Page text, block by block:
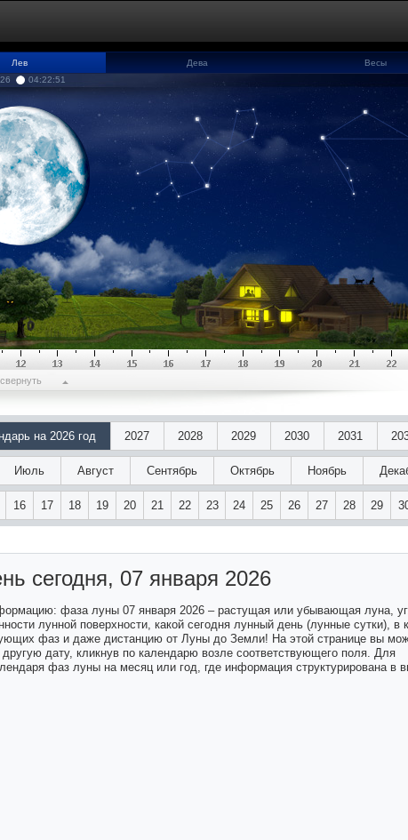
Лев
04:22:52
Дева Весы
свернуть
на 2026 год 2027 2028 2029 2030 2031
Июль Август Сентябрь Октябрь Ноябрь
16 17 18 19 20 21 22 23 24 25 26 27 28 29
сегодня, 07 января 2026
фаза луны 07 января 2026 – растущая или убывающая луна,
лунной поверхности, какой сегодня лунный день (лунные сутки), в
фаз и даже дистанцию от Луны до Земли! На этой странице вы
дату, кликнув по календарю возле соответствующего поля. Для
фаз луны на месяц или год, где информация структурирована в